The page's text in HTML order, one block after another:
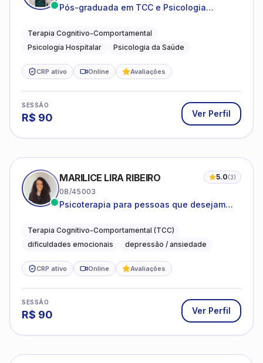
Pós-graduada em TCC e Psicologia
Terapia Cognitivo-Comportamental
Psicologia Hospitalar
Psicologia da Saúde
CRP ativo Online Avaliações
SESSÃO
R$ 90 Ver Perfil
MARILICE LIRA RIBEIRO 5.0(3)
08/45003
Psicoterapia para pessoas que desejam
dificuldades do dia a dia
Terapia Cognitivo-Comportamental (TCC)
dificuldades emocionais
depressão / ansiedade
CRP ativo Online Avaliações
SESSÃO
R$ 90 Ver Perfil